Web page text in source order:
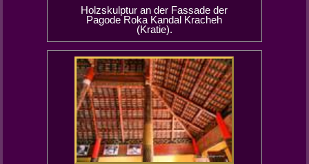
Holzskulptur an der Fassade der
Pagode Roka Kandal Kracheh
(Kratie).